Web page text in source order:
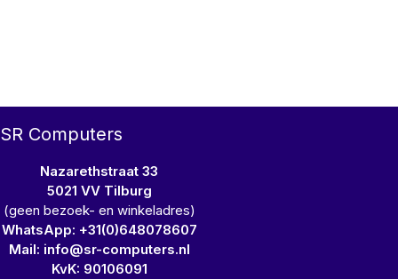
SR Computers
Nazarethstraat 33
5021 VV Tilburg
(geen bezoek- en winkeladres)
WhatsApp: +31(0)648078607
Mail: info@sr-computers.nl
KvK: 90106091